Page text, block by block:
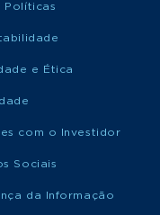
Políticas
e Ética
com o Investidor
Sociais
da Informação